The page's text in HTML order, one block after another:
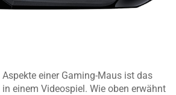
einer Gaming-Maus ist das
einem Videospiel. Wie oben erwähnt